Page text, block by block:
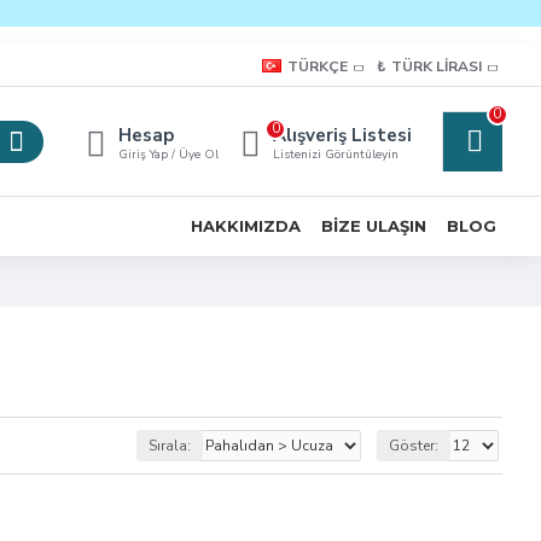
TÜRKÇE ₺ TÜRK LIRASI
Hesap
Giriş Yap / Üye Ol
Alışveriş Listesi
Listenizi Görüntüleyin
0
0
HAKKIMIZDA BIZE ULAŞIN BLOG
Sırala: Göster: